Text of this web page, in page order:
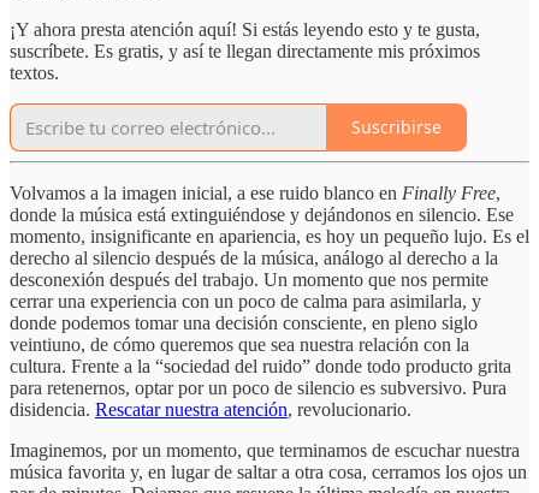
¡Y ahora presta atención aquí! Si estás leyendo esto y te gusta,
suscríbete. Es gratis, y así te llegan directamente mis próximos
textos.
Suscribirse
Volvamos a la imagen inicial, a ese ruido blanco en Finally Free,
donde la música está extinguiéndose y dejándonos en silencio. Ese
momento, insignificante en apariencia, es hoy un pequeño lujo. Es el
derecho al silencio después de la música, análogo al derecho a la
desconexión después del trabajo. Un momento que nos permite
cerrar una experiencia con un poco de calma para asimilarla, y
donde podemos tomar una decisión consciente, en pleno siglo
veintiuno, de cómo queremos que sea nuestra relación con la
cultura. Frente a la “sociedad del ruido” donde todo producto grita
para retenernos, optar por un poco de silencio es subversivo. Pura
disidencia. Rescatar nuestra atención, revolucionario.
Imaginemos, por un momento, que terminamos de escuchar nuestra
música favorita y, en lugar de saltar a otra cosa, cerramos los ojos un